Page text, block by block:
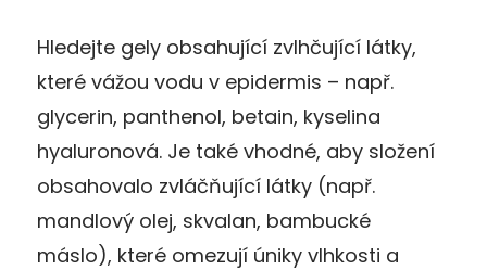
Hledejte gely obsahující zvlhčující látky,
které vážou vodu v epidermis – např.
glycerin, panthenol, betain, kyselina
hyaluronová. Je také vhodné, aby složení
obsahovalo zvláčňující látky (např.
mandlový olej, skvalan, bambucké
máslo), které omezují úniky vlhkosti a